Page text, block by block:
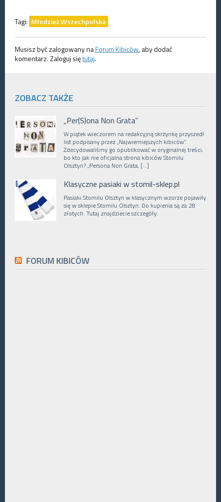
Tagi: Młodzież Wszechpolska
Musisz być zalogowany naForum Kibiców, aby dodać
komentarz. Zaloguj siętutaj.
ZOBACZ TAKŻE
„Per(S)ona Non Grata”
W piątek wieczorem na redakcyjną skrzynkę przyszedł
list podpisany przez „Najwierniejszych kibiców”.
Zdecydowaliśmy go opublikować w oryginalnej treści,
bo kto jak nie oficjalna strona kibiców Stomilu
Olsztyn? „Persona Non Grata, […]
Klasyczne pasiaki w stomil-sklep.pl
Pasiaki Stomilu Olsztyn w klasycznym wzorze pojawiły
się w sklepie Stomilu Olsztyn. Do kupienia są za 28
złotych. Tutaj znajdziecie szczegóły.
FORUM KIBICÓW